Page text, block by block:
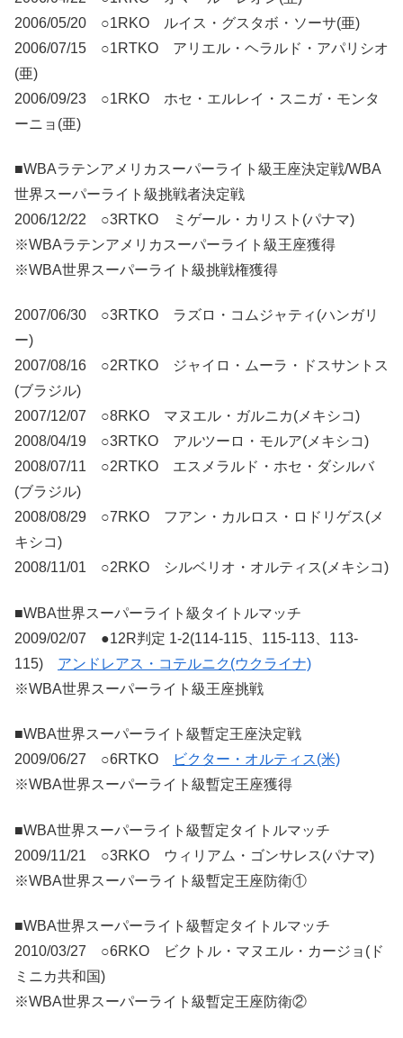
2006/05/20 ○1RKO ルイス・グスタボ・ソーサ(亜)
2006/07/15 ○1RTKO アリエル・ヘラルド・アパリシオ
(亜)
2006/09/23 ○1RKO ホセ・エルレイ・スニガ・モンタ
ーニョ(亜)
■WBAラテンアメリカスーパーライト級王座決定戦/WBA
世界スーパーライト級挑戦者決定戦
2006/12/22 ○3RTKO ミゲール・カリスト(パナマ)
※WBAラテンアメリカスーパーライト級王座獲得
※WBA世界スーパーライト級挑戦権獲得
2007/06/30 ○3RTKO ラズロ・コムジャティ(ハンガリ
ー)
2007/08/16 ○2RTKO ジャイロ・ムーラ・ドスサントス
(ブラジル)
2007/12/07 ○8RKO マヌエル・ガルニカ(メキシコ)
2008/04/19 ○3RTKO アルツーロ・モルア(メキシコ)
2008/07/11 ○2RTKO エスメラルド・ホセ・ダシルバ
(ブラジル)
2008/08/29 ○7RKO フアン・カルロス・ロドリゲス(メ
キシコ)
2008/11/01 ○2RKO シルベリオ・オルティス(メキシコ)
■WBA世界スーパーライト級タイトルマッチ
2009/02/07 ●12R判定 1-2(114-115、115-113、113-
115) アンドレアス・コテルニク(ウクライナ)
※WBA世界スーパーライト級王座挑戦
■WBA世界スーパーライト級暫定王座決定戦
2009/06/27 ○6RTKO
ビクター・オルティス(米)
※WBA世界スーパーライト級暫定王座獲得
■WBA世界スーパーライト級暫定タイトルマッチ
2009/11/21 ○3RKO ウィリアム・ゴンサレス(パナマ)
※WBA世界スーパーライト級暫定王座防衛①
■WBA世界スーパーライト級暫定タイトルマッチ
2010/03/27 ○6RKO ビクトル・マヌエル・カージョ(ド
ミニカ共和国)
※WBA世界スーパーライト級暫定王座防衛②